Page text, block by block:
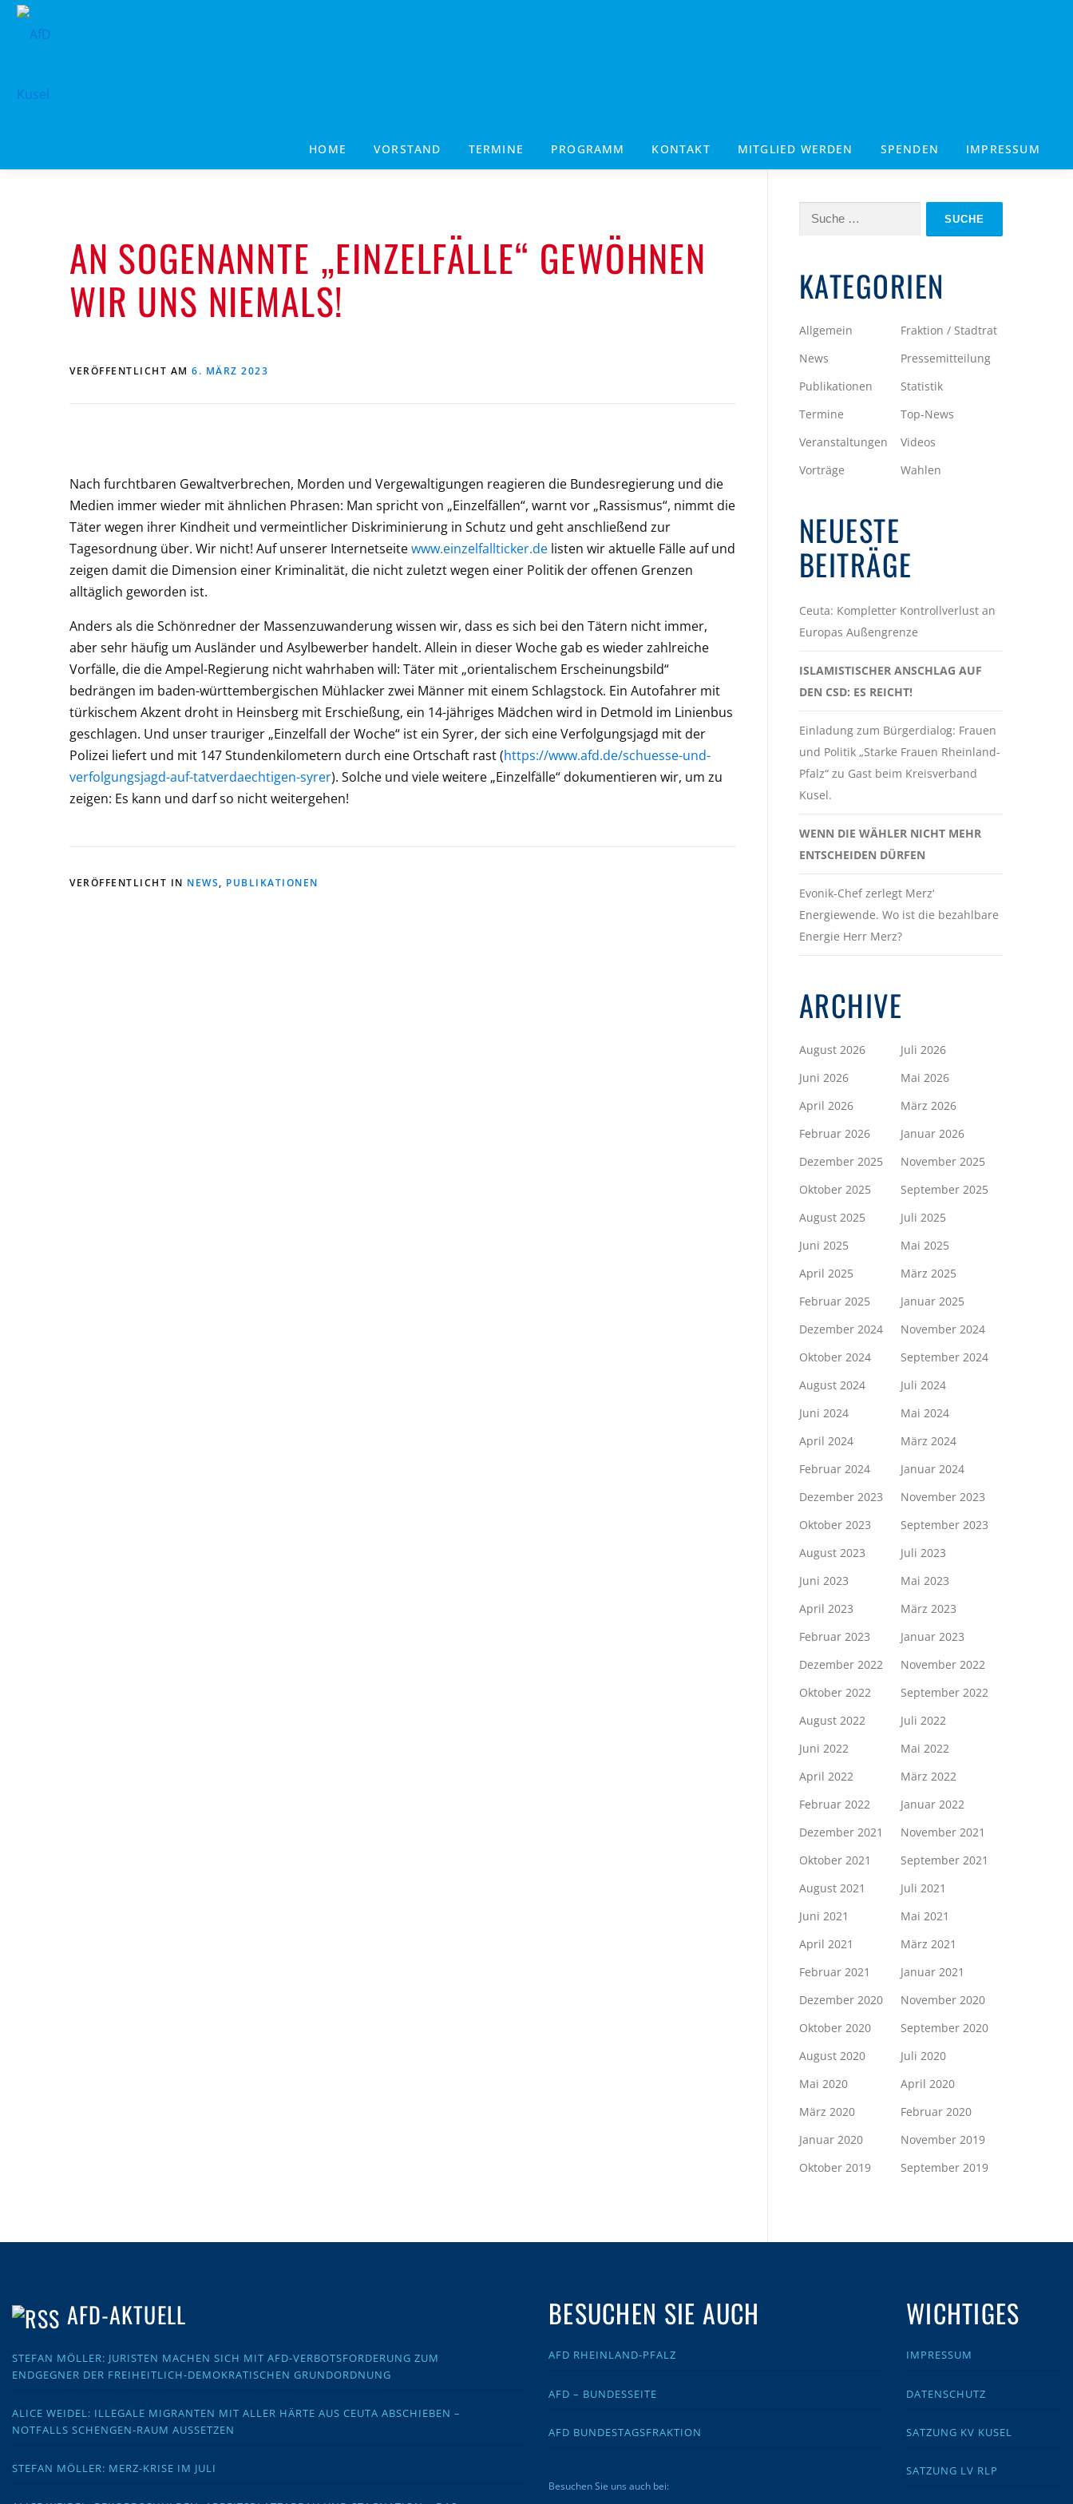
Zum
Inhalt
HOME VORSTAND TERMINE PROGRAMM KONTAKT MITGLIED WERDEN SPENDEN IMPRESSUM
AN SOGENANNTE „EINZELFÄLLE“ GEWÖHNEN
WIR UNS NIEMALS!
VERÖFFENTLICHT AM 6. MÄRZ 2023
Nach furchtbaren Gewaltverbrechen, Morden und Vergewaltigungen reagieren die Bundesregierung und die
Medien immer wieder mit ähnlichen Phrasen: Man spricht von „Einzelfällen“, warnt vor „Rassismus“, nimmt die
Täter wegen ihrer Kindheit und vermeintlicher Diskriminierung in Schutz und geht anschließend zur
Tagesordnung über. Wir nicht! Auf unserer Internetseitewww.einzelfallticker.de listen wir aktuelle Fälle auf und
zeigen damit die Dimension einer Kriminalität, die nicht zuletzt wegen einer Politik der offenen Grenzen
alltäglich geworden ist.
Anders als die Schönredner der Massenzuwanderung wissen wir, dass es sich bei den Tätern nicht immer,
aber sehr häufig um Ausländer und Asylbewerber handelt. Allein in dieser Woche gab es wieder zahlreiche
Vorfälle, die die Ampel-Regierung nicht wahrhaben will: Täter mit „orientalischem Erscheinungsbild“
bedrängen im baden-württembergischen Mühlacker zwei Männer mit einem Schlagstock. Ein Autofahrer mit
türkischem Akzent droht in Heinsberg mit Erschießung, ein 14-jähriges Mädchen wird in Detmold im Linienbus
geschlagen. Und unser trauriger „Einzelfall der Woche“ ist ein Syrer, der sich eine Verfolgungsjagd mit der
Polizei liefert und mit 147 Stundenkilometern durch eine Ortschaft rast (https://www.afd.de/schuesse-und-
verfolgungsjagd-auf-tatverdaechtigen-syrer). Solche und viele weitere „Einzelfälle“ dokumentieren wir, um zu
zeigen: Es kann und darf so nicht weitergehen!
VERÖFFENTLICHT IN NEWS, PUBLIKATIONEN
Suche
KATEGORIEN
Allgemein
Fraktion / Stadtrat
News
Pressemitteilung
Publikationen
Statistik
Termine
Top-News
Veranstaltungen
Videos
Vorträge
Wahlen
NEUESTE
BEITRÄGE
Ceuta: Kompletter Kontrollverlust an
Europas Außengrenze
ISLAMISTISCHER ANSCHLAG AUF
DEN CSD: ES REICHT!
Einladung zum Bürgerdialog: Frauen
und Politik „Starke Frauen Rheinland-
Pfalz“ zu Gast beim Kreisverband
Kusel.
WENN DIE WÄHLER NICHT MEHR
ENTSCHEIDEN DÜRFEN
Evonik-Chef zerlegt Merz‘
Energiewende. Wo ist die bezahlbare
Energie Herr Merz?
ARCHIVE
August 2026
Juli 2026
Juni 2026
Mai 2026
April 2026
März 2026
Februar 2026
Januar 2026
Dezember 2025
November 2025
Oktober 2025
September 2025
August 2025
Juli 2025
Juni 2025
Mai 2025
April 2025
März 2025
Februar 2025
Januar 2025
Dezember 2024
November 2024
Oktober 2024
September 2024
August 2024
Juli 2024
Juni 2024
Mai 2024
April 2024
März 2024
Februar 2024
Januar 2024
Dezember 2023
November 2023
Oktober 2023
September 2023
August 2023
Juli 2023
Juni 2023
Mai 2023
April 2023
März 2023
Februar 2023
Januar 2023
Dezember 2022
November 2022
Oktober 2022
September 2022
August 2022
Juli 2022
Juni 2022
Mai 2022
April 2022
März 2022
Februar 2022
Januar 2022
Dezember 2021
November 2021
Oktober 2021
September 2021
August 2021
Juli 2021
Juni 2021
Mai 2021
April 2021
März 2021
Februar 2021
Januar 2021
Dezember 2020
November 2020
Oktober 2020
September 2020
August 2020
Juli 2020
Mai 2020
April 2020
März 2020
Februar 2020
Januar 2020
November 2019
Oktober 2019
September 2019
AFD-AKTUELL
STEFAN MÖLLER: JURISTEN MACHEN SICH MIT AFD-VERBOTSFORDERUNG ZUM
ENDGEGNER DER FREIHEITLICH-DEMOKRATISCHEN GRUNDORDNUNG
ALICE WEIDEL: ILLEGALE MIGRANTEN MIT ALLER HÄRTE AUS CEUTA ABSCHIEBEN –
NOTFALLS SCHENGEN-RAUM AUSSETZEN
STEFAN MÖLLER: MERZ-KRISE IM JULI
BESUCHEN SIE AUCH
AFD RHEINLAND-PFALZ
AFD – BUNDESSEITE
AFD BUNDESTAGSFRAKTION
Besuchen Sie uns auch bei:
WICHTIGES
IMPRESSUM
DATENSCHUTZ
SATZUNG KV KUSEL
SATZUNG LV RLP